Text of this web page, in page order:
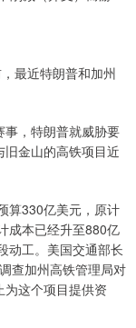
最近特朗普和加州
，特朗普就威胁要
金山的高铁项目近
算330亿美元，原计
成本已经升至880亿
动工。美国交通部长
查加州高铁管理局对
这个项目提供资